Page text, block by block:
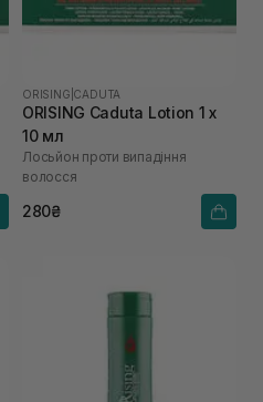
ORISING CADUTA
ORISING Caduta Lotion 1 х
10 мл
Лосьйон проти випадіння
волосся
280₴